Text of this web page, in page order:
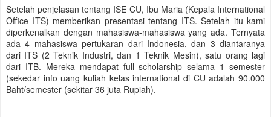
Setelah penjelasan tentang ISE CU, Ibu Maria (Kepala International
Office ITS) memberikan presentasi tentang ITS. Setelah itu kami
diperkenalkan dengan mahasiswa-mahasiswa yang ada. Ternyata
ada 4 mahasiswa pertukaran dari Indonesia, dan 3 diantaranya
dari ITS (2 Teknik Industri, dan 1 Teknik Mesin), satu orang lagi
dari ITB. Mereka mendapat full scholarship selama 1 semester
(sekedar info uang kuliah kelas international di CU adalah 90.000
Baht/semester (sekitar 36 juta Rupiah).